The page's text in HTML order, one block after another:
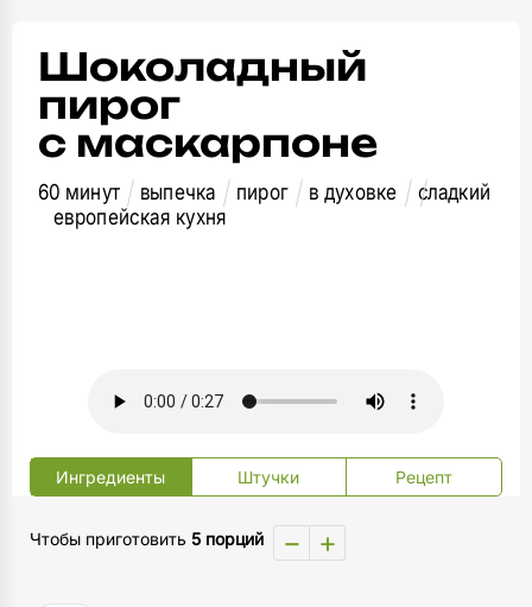
Шоколадный
пирог
с маскарпоне
60 минут выпечка пирог в духовке
сладкий
европейская кухня
Ингредиенты Штучки Рецепт
Чтобы приготовить 5 порций − +